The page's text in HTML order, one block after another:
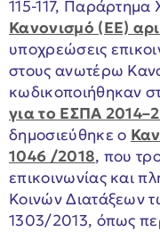
115-117, Παράρτημα
Κανονισμό (ΕΕ)
υποχρεώσεις
στους ανωτέρω
κωδικοποιήθηκαν
για το ΕΣΠΑ
δημοσιεύθηκε ο
1046 /2018, που
επικοινωνίας και
Κοινών Διατάξεων
1303/2013, όπως